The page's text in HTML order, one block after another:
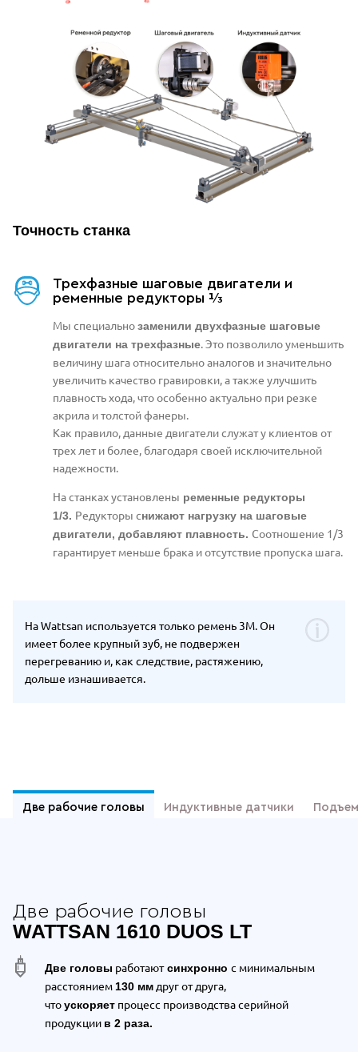
Точность станка
Трехфазные шаговые двигатели и
ременные редукторы ⅓
Мы специальнозаменили двухфазные шаговые
двигатели на трехфазные. Это позволило уменьшить
величину шага относительно аналогов и значительно
увеличить качество гравировки, а также улучшить
плавность хода, что особенно актуально при резке
акрила и толстой фанеры.
Как правило, данные двигатели служат у клиентов от
трех лет и более, благодаря своей исключительной
надежности.
На станках установлены ременные редукторы
1/3. Редукторы снижают нагрузку на шаговые
двигатели, добавляют плавность. Соотношение 1/3
гарантирует меньше брака и отсутствие пропуска шага.
На Wattsan используется только ремень 3M. Он
имеет более крупный зуб, не подвержен
перегреванию и, как следствие, растяжению,
дольше изнашивается.
Отдельные преимущества Wattsan
Две рабочие головы Индуктивные датчики
Две рабочие головы
WATTSAN 1610 DUOS LT
Две головы работаютсинхронно с минимальным
расстоянием 130 мм друг от друга,
чтоускоряет процесс производства серийной
продукции в 2 раза.